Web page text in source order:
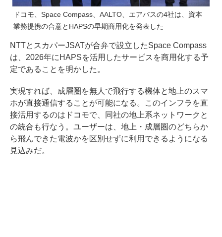
ドコモ、Space Compass、AALTO、エアバスの4社は、資本
業務提携の合意とHAPSの早期商用化を発表した
NTTとスカパーJSATが合弁で設立したSpace Compass
は、2026年にHAPSを活用したサービスを商用化する予
定であることを明かした。
実現すれば、成層圏を無人で飛行する機体と地上のスマ
ホが直接通信することが可能になる。このインフラを直
接活用するのはドコモで、同社の地上系ネットワークと
の統合も行なう。ユーザーは、地上・成層圏のどちらか
ら飛んできた電波かを区別せずに利用できるようになる
見込みだ。